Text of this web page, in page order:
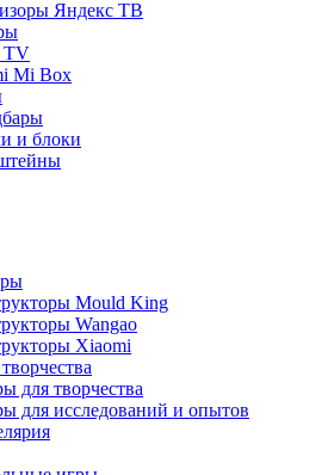
Яндекс ТВ
TV
Mi Box
и блоки
Mould King
Wangao
Xiaomi
для творчества
для исследований и опытов